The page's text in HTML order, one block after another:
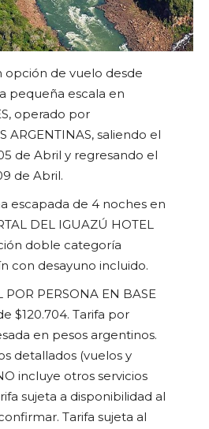
opción de vuelo desde
pequeña escala en
operado por
ARGENTINAS, saliendo el
de Abril y regresando el
de Abril.
escapada de 4 noches en
DEL IGUAZÚ HOTEL
doble categoría
con desayuno incluido.
POR PERSONA EN BASE
$120.704. Tarifa por
en pesos argentinos.
detallados (vuelos y
incluye otros servicios
sujeta a disponibilidad al
Tarifa sujeta al